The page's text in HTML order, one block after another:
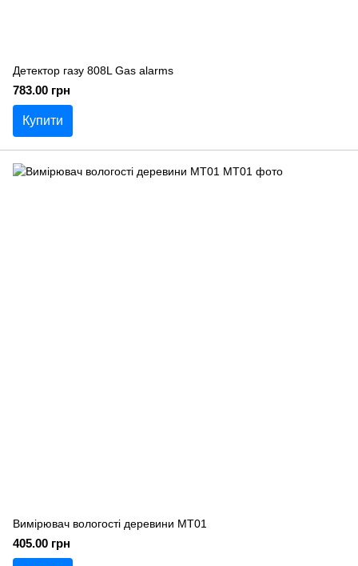
Детектор газу 808L Gas alarms
783.00 грн
Купити
Вимірювач вологості деревини MT01
405.00 грн